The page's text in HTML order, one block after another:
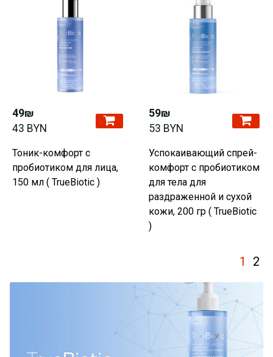
49₪
43 BYN
Тоник-комфорт с
пробиотиком для лица,
150 мл ( TrueBiotic )
59₪
53 BYN
Успокаивающий спрей-
комфорт с пробиотиком
для тела для
раздраженной и сухой
кожи, 200 гр ( TrueBiotic
)
1 2